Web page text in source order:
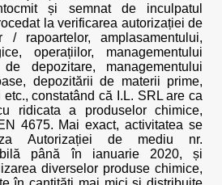
și semnat de inculpatul
la verificarea autorizației de
/ rapoartelor, amplasamentului,
operațiilor, managementului
depozitare, managementului
depozitării de materii prime,
constatând că I.L. SRL are ca
ridicata a produselor chimice,
4675. Mai exact, activitatea se
Autorizației de mediu nr.
până în ianuarie 2020, și
diverselor produse chimice,